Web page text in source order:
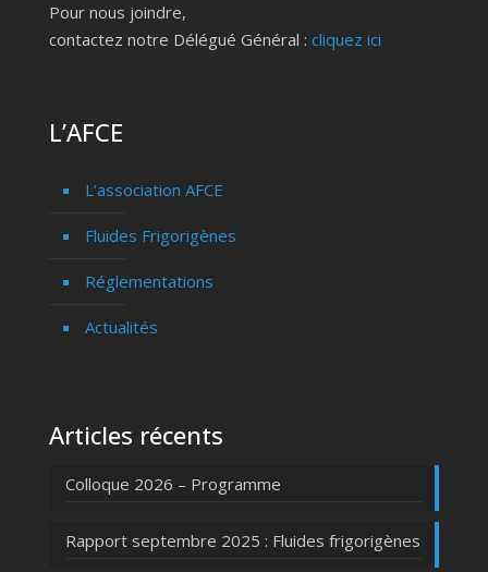
Pour nous joindre,
contactez notre Délégué Général : cliquez ici
L’AFCE
L’association AFCE
Fluides Frigorigènes
Réglementations
Actualités
Articles récents
Colloque 2026 – Programme
Rapport septembre 2025 : Fluides frigorigènes